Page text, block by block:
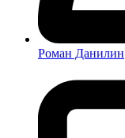
Роман Данилин